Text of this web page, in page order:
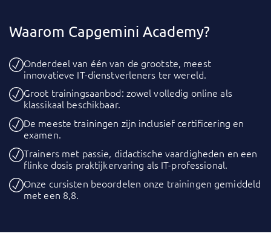
Waarom Capgemini Academy?
Onderdeel van één van de grootste, meest
innovatieve IT-dienstverleners ter wereld.
Groot trainingsaanbod: zowel volledig online als
klassikaal beschikbaar.
De meeste trainingen zijn inclusief certificering en
examen.
Trainers met passie, didactische vaardigheden en een
flinke dosis praktijkervaring als IT-professional.
Onze cursisten beoordelen onze trainingen gemiddeld
met een 8,8.